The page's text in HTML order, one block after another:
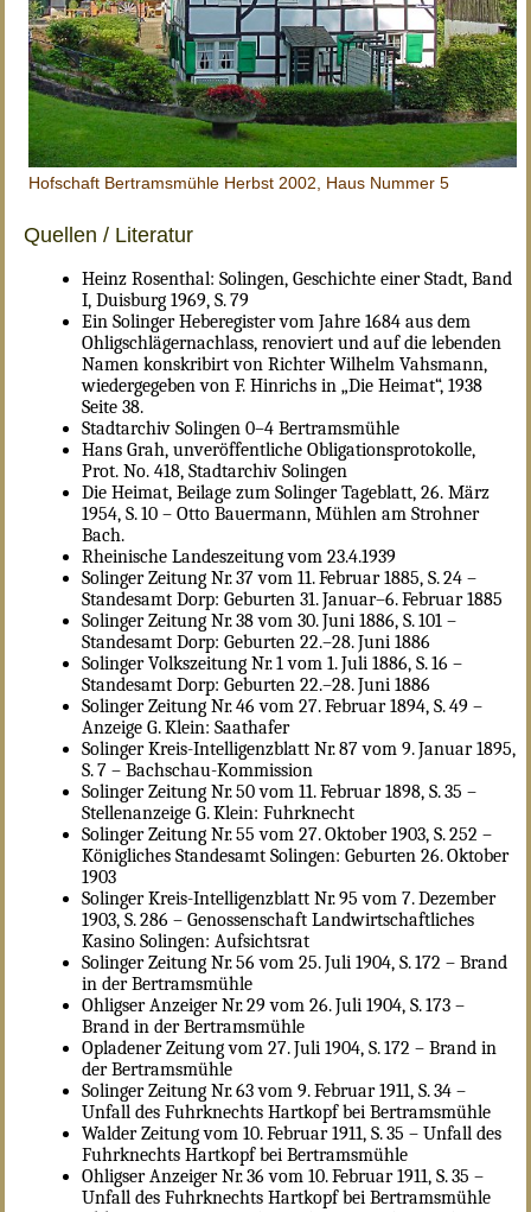
Hofschaft Bertramsmühle Herbst 2002, Haus Nummer 5
Quellen / Literatur
Heinz Rosenthal: Solingen, Geschichte einer Stadt, Band
I, Duisburg 1969, S. 79
Ein Solinger Heberegister vom Jahre 1684 aus dem
Ohligschlägernachlass, renoviert und auf die lebenden
Namen konskribirt von Richter Wilhelm Vahsmann,
wiedergegeben von F. Hinrichs in „Die Heimat“, 1938
Seite 38.
Stadtarchiv Solingen 0–4 Bertramsmühle
Hans Grah, unveröffentliche Obligationsprotokolle,
Prot. No. 418, Stadtarchiv Solingen
Die Heimat, Beilage zum Solinger Tageblatt, 26. März
1954, S. 10 – Otto Bauermann, Mühlen am Strohner
Bach.
Rheinische Landeszeitung vom 23.4.1939
Solinger Zeitung Nr. 37 vom 11. Februar 1885, S. 24 –
Standesamt Dorp: Geburten 31. Januar–6. Februar 1885
Solinger Zeitung Nr. 38 vom 30. Juni 1886, S. 101 –
Standesamt Dorp: Geburten 22.–28. Juni 1886
Solinger Volkszeitung Nr. 1 vom 1. Juli 1886, S. 16 –
Standesamt Dorp: Geburten 22.–28. Juni 1886
Solinger Zeitung Nr. 46 vom 27. Februar 1894, S. 49 –
Anzeige G. Klein: Saathafer
Solinger Kreis-Intelligenzblatt Nr. 87 vom 9. Januar 1895,
S. 7 – Bachschau-Kommission
Solinger Zeitung Nr. 50 vom 11. Februar 1898, S. 35 –
Stellenanzeige G. Klein: Fuhrknecht
Solinger Zeitung Nr. 55 vom 27. Oktober 1903, S. 252 –
Königliches Standesamt Solingen: Geburten 26. Oktober
1903
Solinger Kreis-Intelligenzblatt Nr. 95 vom 7. Dezember
1903, S. 286 – Genossenschaft Landwirtschaftliches
Kasino Solingen: Aufsichtsrat
Solinger Zeitung Nr. 56 vom 25. Juli 1904, S. 172 – Brand
in der Bertramsmühle
Ohligser Anzeiger Nr. 29 vom 26. Juli 1904, S. 173 –
Brand in der Bertramsmühle
Opladener Zeitung vom 27. Juli 1904, S. 172 – Brand in
der Bertramsmühle
Solinger Zeitung Nr. 63 vom 9. Februar 1911, S. 34 –
Unfall des Fuhrknechts Hartkopf bei Bertramsmühle
Walder Zeitung vom 10. Februar 1911, S. 35 – Unfall des
Fuhrknechts Hartkopf bei Bertramsmühle
Ohligser Anzeiger Nr. 36 vom 10. Februar 1911, S. 35 –
Unfall des Fuhrknechts Hartkopf bei Bertramsmühle